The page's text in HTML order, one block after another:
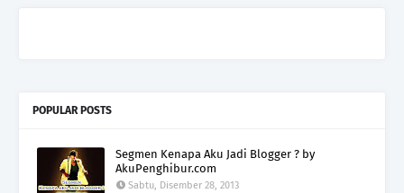
POPULAR POSTS
Segmen Kenapa Aku Jadi Blogger ? by
AkuPenghibur.com
Sabtu, Disember 28, 2013